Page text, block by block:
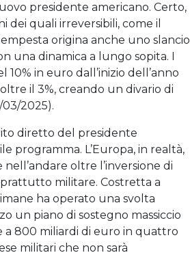
presidente americano. Certo,
dei quali irreversibili, come il
origina anche uno slancio
una dinamica a lungo sopita. I
in euro dall’inizio dell’anno
il 3%, creando un divario di
2025).
diretto del presidente
programma. L’Europa, in realtà,
oltre l’inversione di
militare. Costretta a
ha operato una svolta
un piano di sostegno massiccio
a 800 miliardi di euro in quattro
militari che non sarà